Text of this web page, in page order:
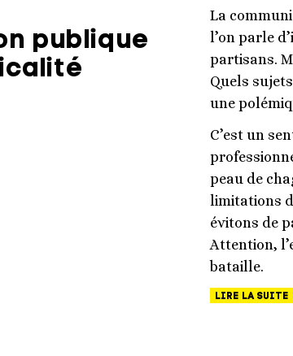
publique
La
l’on parle
partisans.
Quels
une
C’est un
peau de
limitations
évitons de
Attention,
bataille.
LIRE LA SUITE